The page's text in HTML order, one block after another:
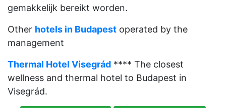
gemakkelijk bereikt worden.
Other hotels in Budapest operated by the
management
Thermal Hotel Visegrád **** The closest
wellness and thermal hotel to Budapest in
Visegrád.